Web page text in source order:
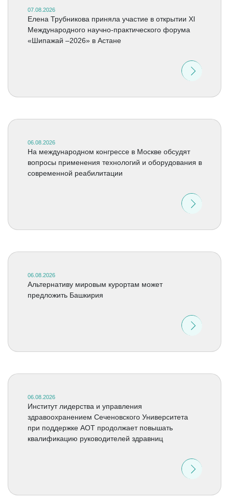
07.08.2026
Елена Трубникова приняла участие в открытии XI
Международного научно-практического форума
«Шипажай –2026» в Астане
06.08.2026
На международном конгрессе в Москве обсудят
вопросы применения технологий и оборудования в
современной реабилитации
06.08.2026
Альтернативу мировым курортам может
предложить Башкирия
06.08.2026
Институт лидерства и управления
здравоохранением Сеченовского Университета
при поддержке АОТ продолжает повышать
квалификацию руководителей здравниц